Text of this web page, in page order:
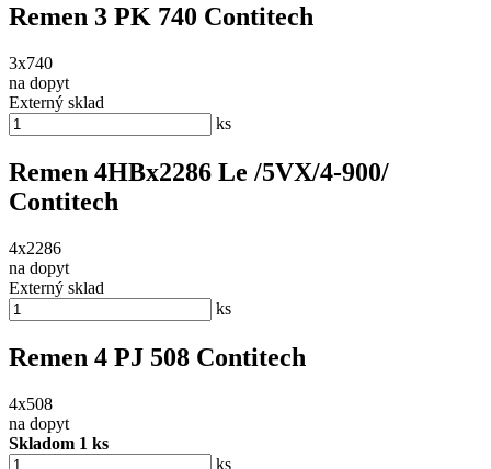
Remen 3 PK 740 Contitech
3x740
na dopyt
Externý sklad
ks
Remen 4HBx2286 Le /5VX/4-900/
Contitech
4x2286
na dopyt
Externý sklad
ks
Remen 4 PJ 508 Contitech
4x508
na dopyt
Skladom 1 ks
ks